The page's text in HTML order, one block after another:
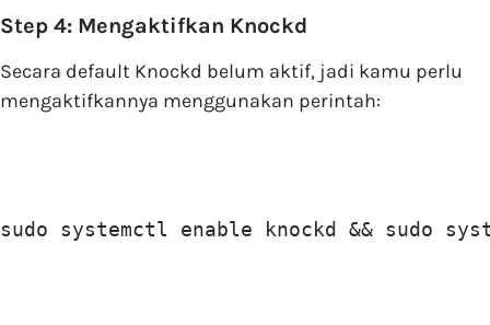
Step 4: Mengaktifkan Knockd
Secara default Knockd belum aktif, jadi kamu perlu
mengaktifkannya menggunakan perintah:
sudo systemctl enable knockd && sudo